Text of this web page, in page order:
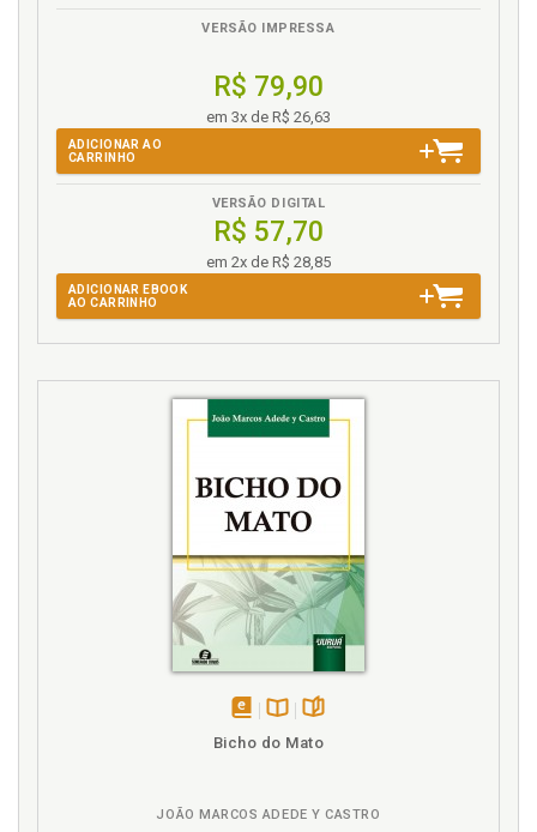
VERSÃO IMPRESSA
R$ 79,90
em 3x de R$ 26,63
ADICIONAR AO
CARRINHO
VERSÃO DIGITAL
R$ 57,70
em 2x de R$ 28,85
ADICIONAR EBOOK
AO CARRINHO
disponível
Disponível
Bicho do Mato
JOÃO MARCOS ADEDE Y CASTRO